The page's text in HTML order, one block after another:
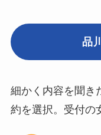
品
細かく内容を聞き
約を選択。受付の